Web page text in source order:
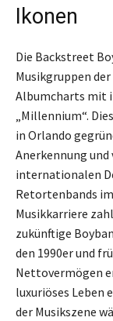
Ikonen
Die Backstreet
Musikgruppen
Albumcharts mit
„Millennium“.
in Orlando
Anerkennung
internationalen
Retortenbands
Musikkarriere
zukünftige
den 1990er und
Nettovermögen
luxuriöses Leben
der Musikszene